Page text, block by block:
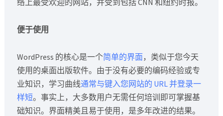
便于使用
WordPress 的核心是一个简单的界面，类似于您今天
使用的桌面出版软件。由于没有必要的编码经验或专
业知识，学习曲线通常与键入您网站的 URL 并登录一
样短。事实上，大多数用户无需任何培训即可掌握基
础知识。界面精美且易于使用，是多年改进的结果。